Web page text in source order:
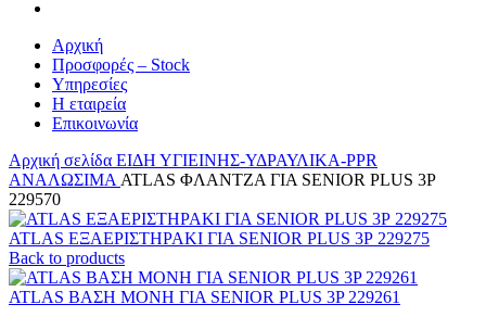
Αρχική
Προσφορές – Stock
Υπηρεσίες
Η εταιρεία
Επικοινωνία
Αρχική σελίδα ΕΙΔΗ ΥΓΙΕΙΝΗΣ-ΥΔΡΑΥΛΙΚΑ-PPR
ΑΝΑΛΩΣΙΜΑ ATLAS ΦΛΑΝΤΖΑ ΓΙΑ SENIOR PLUS 3P
229570
ATLAS ΕΞΑΕΡΙΣΤΗΡΑΚΙ ΓΙΑ SENIOR PLUS 3Ρ 229275
Back to products
ATLAS ΒΑΣΗ ΜΟΝΗ ΓΙΑ SENIOR PLUS 3P 229261